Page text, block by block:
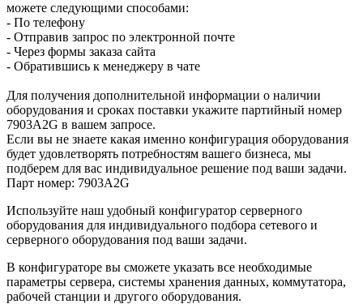
можете следующими способами:
- По телефону
- Отправив запрос по электронной почте
- Через формы заказа сайта
- Обратившись к менеджеру в чате
Для получения дополнительной информации о наличии
оборудования и сроках поставки укажите партийный номер
7903A2G в вашем запросе.
Если вы не знаете какая именно конфигурация оборудования
будет удовлетворять потребностям вашего бизнеса, мы
подберем для вас индивидуальное решение под ваши задачи.
Парт номер: 7903A2G
Используйте наш удобный конфигуратор серверного
оборудования для индивидуального подбора сетевого и
серверного оборудования под ваши задачи.
В конфигураторе вы сможете указать все необходимые
параметры сервера, системы хранения данных, коммутатора,
рабочей станции и другого оборудования.